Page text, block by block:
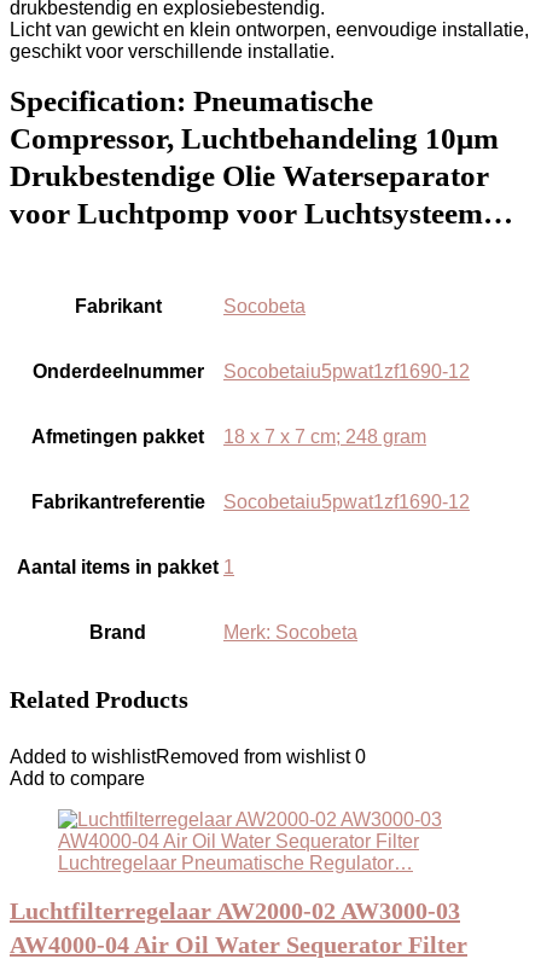
drukbestendig en explosiebestendig.
Licht van gewicht en klein ontworpen, eenvoudige installatie,
geschikt voor verschillende installatie.
Specification: Pneumatische
Compressor, Luchtbehandeling 10μm
Drukbestendige Olie Waterseparator
voor Luchtpomp voor Luchtsysteem…
Fabrikant ‎Socobeta
Onderdeelnummer ‎Socobetaiu5pwat1zf1690-12
Afmetingen pakket ‎18 x 7 x 7 cm; 248 gram
Fabrikantreferentie ‎Socobetaiu5pwat1zf1690-12
Aantal items in pakket ‎1
Brand Merk: Socobeta
Related Products
Added to wishlistRemoved from wishlist 0
Add to compare
Luchtfilterregelaar AW2000-02 AW3000-03
AW4000-04 Air Oil Water Sequerator Filter